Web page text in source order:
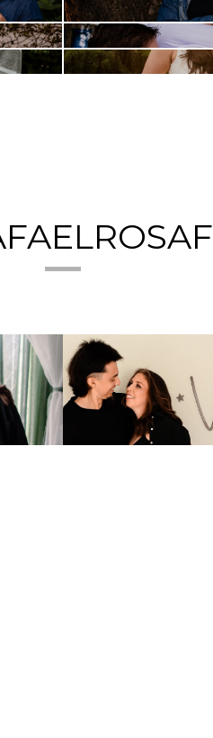
ESPERANDO A